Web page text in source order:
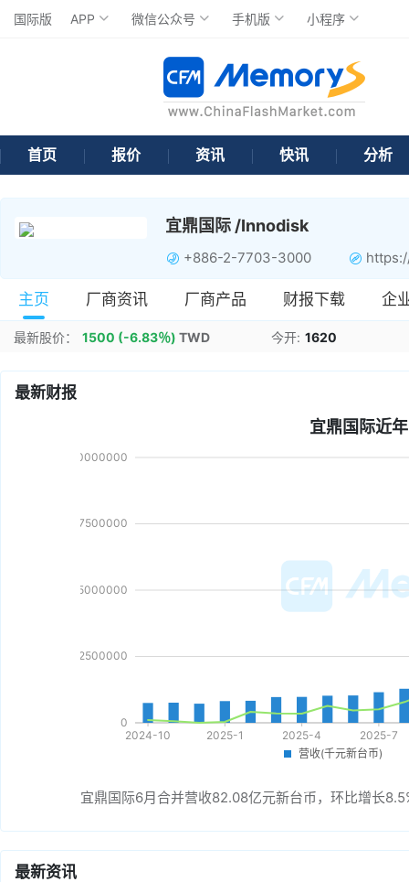
国际版 APP 微信公众号 手机版 小程序
首页 报价 资讯 快讯 分析
宜鼎国际 /Innodisk
+886-2-7703-3000
主页 厂商资讯 厂商产品 财报下载 企
最新股价： 1500 (-6.83％) TWD 今开: 1620
最新财报
宜鼎国际近
宜鼎国际6月合并营收82.08亿元新台币，环比增长
最新资讯